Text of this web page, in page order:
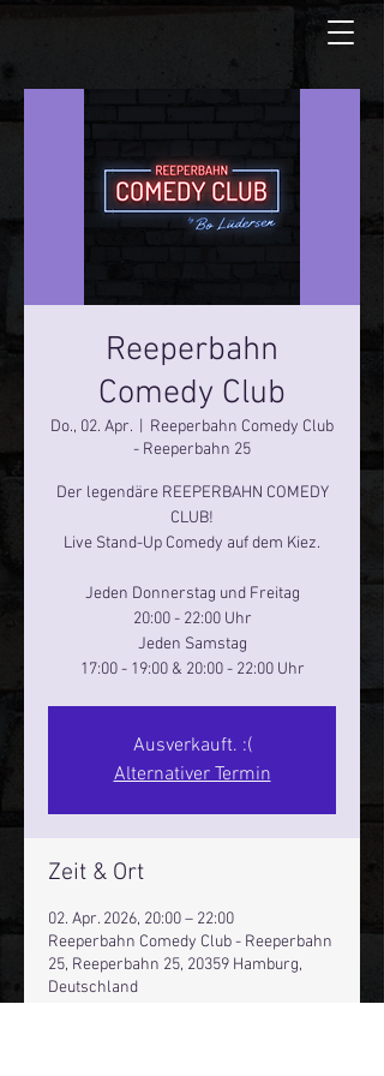
Reeperbahn
Comedy Club
Do., 02. Apr.
Reeperbahn Comedy Club
- Reeperbahn 25
Der legendäre REEPERBAHN COMEDY
CLUB!
Live Stand-Up Comedy auf dem Kiez.
Jeden Donnerstag und Freitag
20:00 - 22:00 Uhr
Jeden Samstag
17:00 - 19:00 & 20:00 - 22:00 Uhr
Ausverkauft. :(
Alternativer Termin
Zeit & Ort
02. Apr. 2026, 20:00 – 22:00
Reeperbahn Comedy Club - Reeperbahn
25, Reeperbahn 25, 20359 Hamburg,
Deutschland